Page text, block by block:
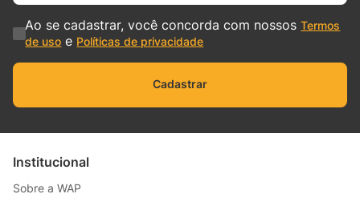
Ao se cadastrar, você concorda com nossosTermos
de uso e Políticas de privacidade
Cadastrar
Institucional
Sobre a WAP